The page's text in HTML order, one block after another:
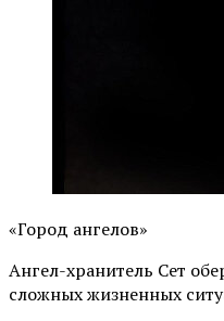
«Город ангелов»
Ангел-хранитель Сет
сложных жизненных